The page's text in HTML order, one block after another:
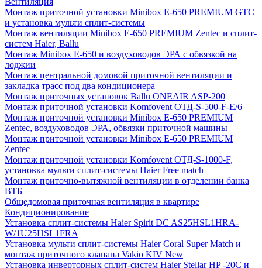
Монтаж приточной установки Minibox E-650 PREMIUM GTC
и установка мульти сплит-системы
Монтаж вентиляции Minibox E-650 PREMIUM Zentec и сплит-
систем Haier, Ballu
Монтаж Minibox E-650 и воздуховодов ЭРА с обвязкой на
лоджии
Монтаж центральной домовой приточной вентиляции и
закладка трасс под два кондиционера
Монтаж приточных установок Ballu ONEAIR ASP-200
Монтаж приточной установки Komfovent ОТД-S-500-F-E/6
Монтаж приточной установки Minibox E-650 PREMIUM
Zentec, воздуховодов ЭРА, обвязки приточной машины
Монтаж приточной установки Minibox E-650 PREMIUM
Zentec
Монтаж приточной установки Komfovent ОТД-S-1000-F,
установка мульти сплит-системы Haier Free match
Монтаж приточно-вытяжной вентиляции в отделении банка
ВТБ
Общедомовая приточная вентиляция в квартире
Кондиционирование
Установка сплит-системы Haier Spirit DC AS25HSL1HRA-
W/1U25HSL1FRA
Установка мульти сплит-системы Haier Coral Super Match и
монтаж приточного клапана Vakio KIV New
Установка инверторных сплит-систем Haier Stellar HP -20С и